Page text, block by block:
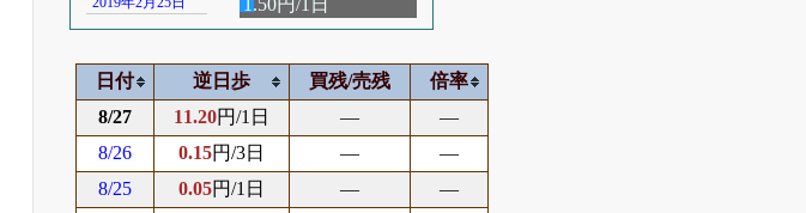
1.50円/1日
日付 逆日歩 買残/売残
倍率
8/27
11.20円/1日 ―
―
8/26
0.15円/3日 ―
―
8/25
0.05円/1日 ―
―